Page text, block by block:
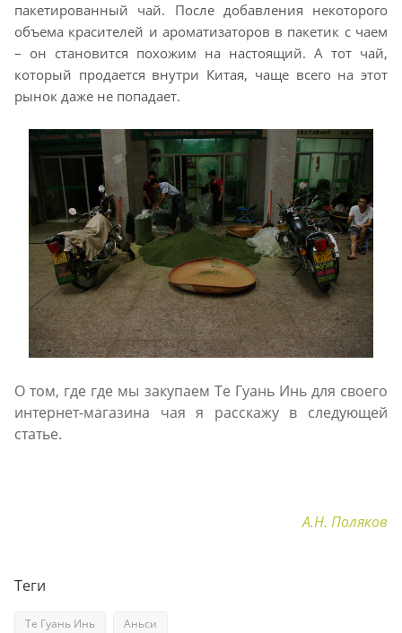
пакетированный чай. После добавления некоторого
объема красителей и ароматизаторов в пакетик с чаем
– он становится похожим на настоящий. А тот чай,
который продается внутри Китая, чаще всего на этот
рынок даже не попадает.
О том, где где мы закупаем Те Гуань Инь для своего
интернет-магазина чая я расскажу в следующей
статье.
А.Н. Поляков
Теги
Те Гуань Инь Аньси